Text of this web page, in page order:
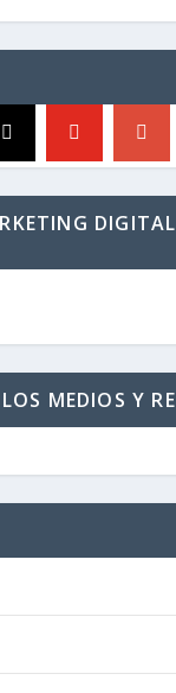
MEDIOS Y